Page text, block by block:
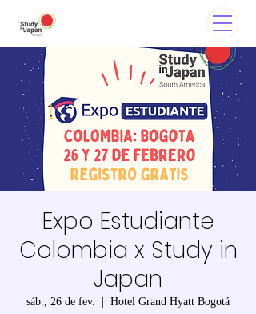
Expo Estudiante
Colombia x Study in
Japan
sáb., 26 de fev. Hotel Grand Hyatt Bogotá